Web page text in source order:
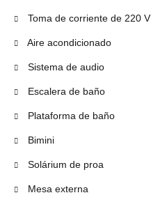
Toma de corriente de 220 V
Aire acondicionado
Sistema de audio
Escalera de baño
Plataforma de baño
Bimini
Solárium de proa
Mesa externa